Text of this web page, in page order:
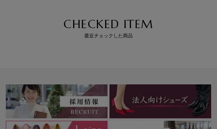
CHECKED ITEM
最近チェックした商品